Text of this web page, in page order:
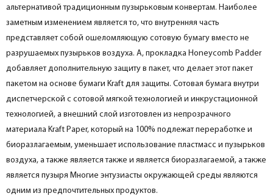
альтернативой традиционным пузырьковым конвертам. Наиболее
заметным изменением является то, что внутренняя часть
представляет собой ошеломляющую сотовую бумагу вместо не
разрушаемых пузырьков воздуха. А, прокладка Honeycomb Padder
добавляет дополнительную защиту в пакет, что делает этот пакет
пакетом на основе бумаги Kraft для защиты. Сотовая бумага внутри
диспетчерской с сотовой мягкой технологией и инкрустационной
технологией, а внешний слой изготовлен из непрозрачного
материала Kraft Paper, который на 100% подлежат переработке и
биоразлагаемым, уменьшает использование пластмасс и пузырьков
воздуха, а также является также и является биоразлагаемой, а также
является пузыря Многие энтузиасты окружающей среды являются
одним из предпочтительных продуктов.